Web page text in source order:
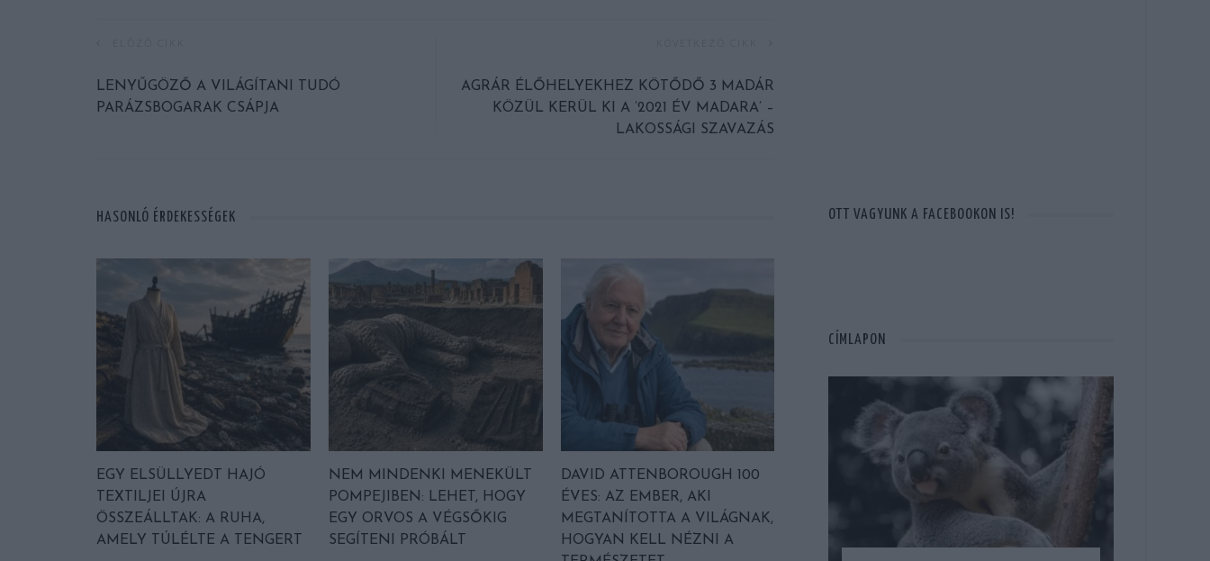
LENYŰGÖZŐ A VILÁGÍTANI TUDÓ
PARÁZSBOGARAK CSÁPJA
AGRÁR ÉLŐHELYEKHEZ KÖTŐDŐ 3 MADÁR
KÖZÜL KERÜL KI A ’2021 ÉV MADARA’ –
LAKOSSÁGI SZAVAZÁS
HASONLÓ ÉRDEKESSÉGEK
EGY ELSÜLLYEDT HAJÓ
TEXTILJEI ÚJRA
ÖSSZEÁLLTAK: A RUHA,
AMELY TÚLÉLTE A TENGERT
NEM MINDENKI MENEKÜLT
POMPEJIBEN: LEHET, HOGY
EGY ORVOS A VÉGSŐKIG
SEGÍTENI PRÓBÁLT
DAVID ATTENBOROUGH 100
ÉVES: AZ EMBER, AKI
MEGTANÍTOTTA A VILÁGNAK,
HOGYAN KELL NÉZNI A
OTT VAGYUNK A FACEBOOKON IS!
CÍMLAPON